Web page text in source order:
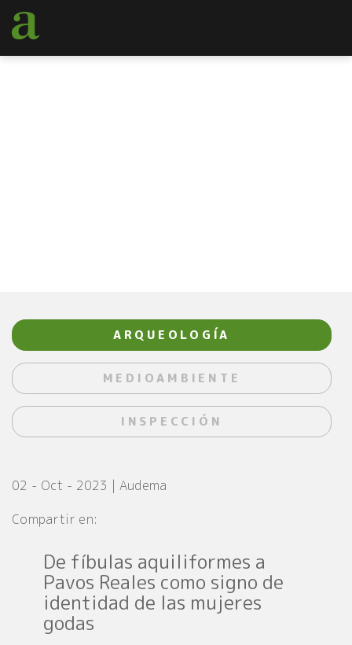
ARQUEOLOGÍA
MEDIOAMBIENTE
INSPECCIÓN
02 - Oct - 2023 | Audema
Compartir en:
De fíbulas aquiliformes a
Pavos Reales como signo de
identidad de las mujeres
godas